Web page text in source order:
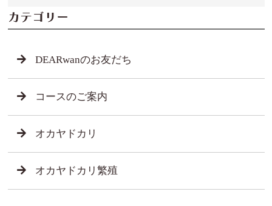
カテゴリー
DEARwanのお友だち
コースのご案内
オカヤドカリ
オカヤドカリ繁殖